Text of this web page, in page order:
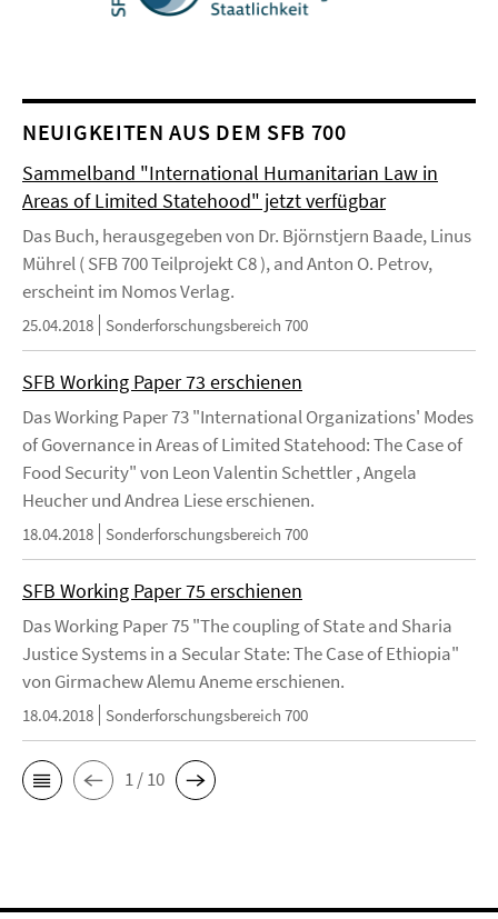
NEUIGKEITEN AUS DEM SFB 700
Sammelband "International Humanitarian Law in
Areas of Limited Statehood" jetzt verfügbar
Das Buch, herausgegeben von Dr. Björnstjern Baade, Linus
Mührel ( SFB 700 Teilprojekt C8 ), and Anton O. Petrov,
erscheint im Nomos Verlag.
25.04.2018 Sonderforschungsbereich 700
SFB Working Paper 73 erschienen
Das Working Paper 73 "International Organizations' Modes
of Governance in Areas of Limited Statehood: The Case of
Food Security" von Leon Valentin Schettler , Angela
Heucher und Andrea Liese erschienen.
18.04.2018 Sonderforschungsbereich 700
SFB Working Paper 75 erschienen
Das Working Paper 75 "The coupling of State and Sharia
Justice Systems in a Secular State: The Case of Ethiopia"
von Girmachew Alemu Aneme erschienen.
18.04.2018 Sonderforschungsbereich 700
1 / 10